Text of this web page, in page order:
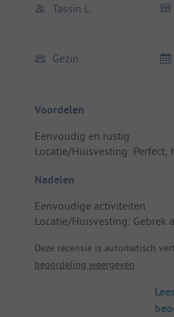
Tassin L
Gezin
Voordelen
Eenvoudig en rustig
Locatie/Huisvesting: Perfect,
Nadelen
Eenvoudige activiteiten
Locatie/Huisvesting: Gebrek
Deze recensie is automatisch
beoordeling weergeven